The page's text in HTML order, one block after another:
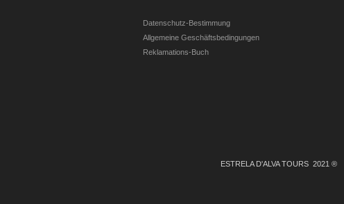
Datenschutz-Bestimmung
Allgemeine Geschäftsbedingungen
Reklamations-Buch
ESTRELA D'ALVA TOURS 2021 ®